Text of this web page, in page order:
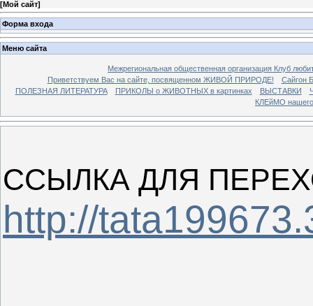
[Мой сайт]
Форма входа
Меню сайта
Межрегиональная общественная организация Клуб
Приветствуем Вас на сайте, посвященном ЖИВОЙ ПРИРОДЕ!
Сайгон
ПОЛЕЗНАЯ ЛИТЕРАТУРА
ПРИКОЛЫ о ЖИВОТНЫХ в картинках ВЫСТАВКИ
КЛЕйМО
ССЫЛКА ДЛЯ
http://